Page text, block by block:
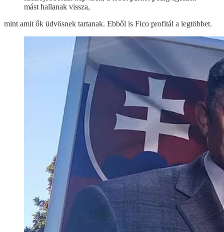
mást hallanak vissza,
mint amit ők üdvösnek tartanak. Ebből is Fico profitál a legtöbbet.